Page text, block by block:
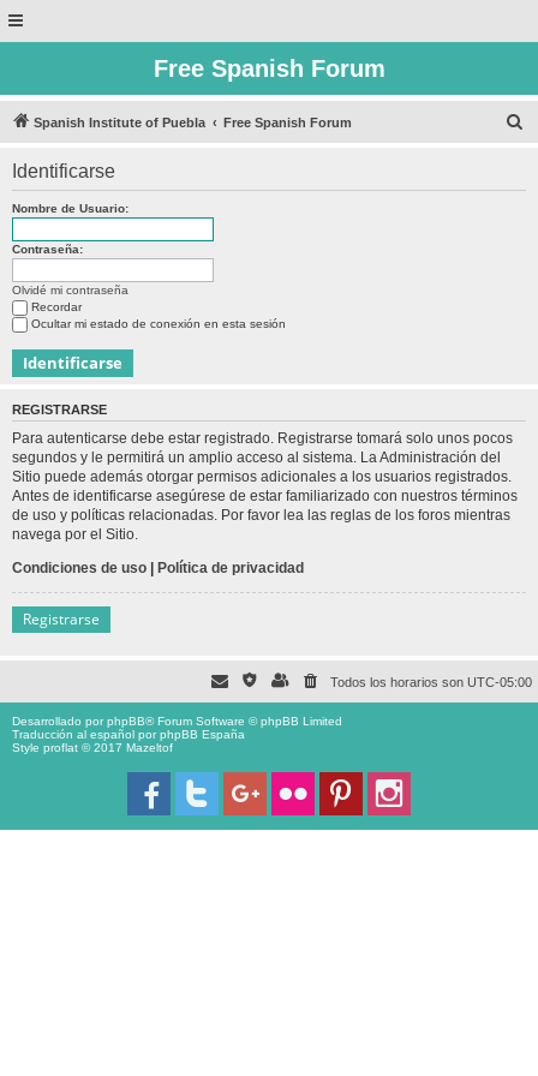
Free Spanish Forum
Spanish Institute of Puebla Free Spanish Forum
Identificarse
Nombre de Usuario:
Contraseña:
Olvidé mi contraseña
Recordar
Ocultar mi estado de conexión en esta sesión
REGISTRARSE
Para autenticarse debe estar registrado. Registrarse tomará solo unos pocos
segundos y le permitirá un amplio acceso al sistema. La Administración del
Sitio puede además otorgar permisos adicionales a los usuarios registrados.
Antes de identificarse asegúrese de estar familiarizado con nuestros términos
de uso y políticas relacionadas. Por favor lea las reglas de los foros mientras
navega por el Sitio.
Condiciones de uso | Política de privacidad
Registrarse
Todos los horarios son UTC-05:00
Desarrollado porphpBB® Forum Software © phpBB Limited
Traducción al español porphpBB España
Style proflat © 2017 Mazeltof